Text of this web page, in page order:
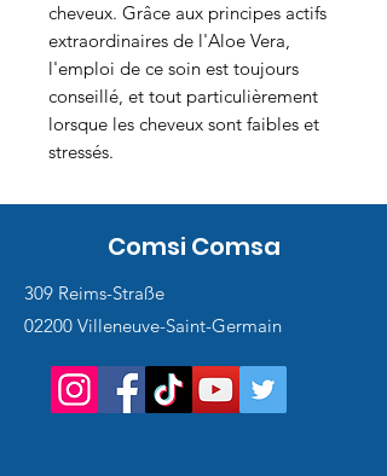
cheveux. Grâce aux principes actifs
extraordinaires de l'Aloe Vera,
l'emploi de ce soin est toujours
conseillé, et tout particulièrement
lorsque les cheveux sont faibles et
stressés.
Comsi Comsa
309 Reims-Straße
02200 Villeneuve-Saint-Germain